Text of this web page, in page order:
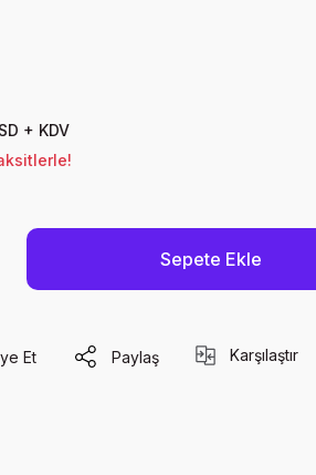
+ KDV
Sepete Ekle
Et Paylaş Karşılaştır